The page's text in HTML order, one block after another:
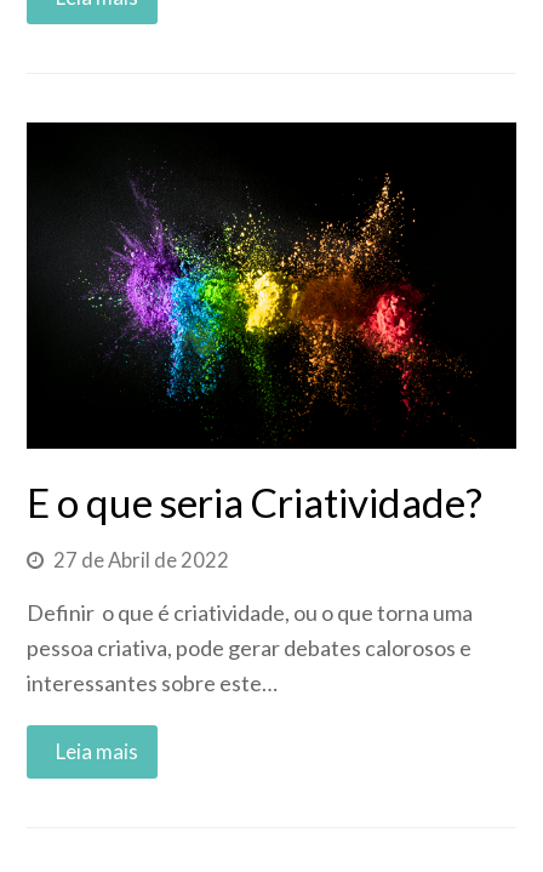
E o que seria Criatividade?
27 de Abril de 2022
Definir o que é criatividade, ou o que torna uma
pessoa criativa, pode gerar debates calorosos e
interessantes sobre este…